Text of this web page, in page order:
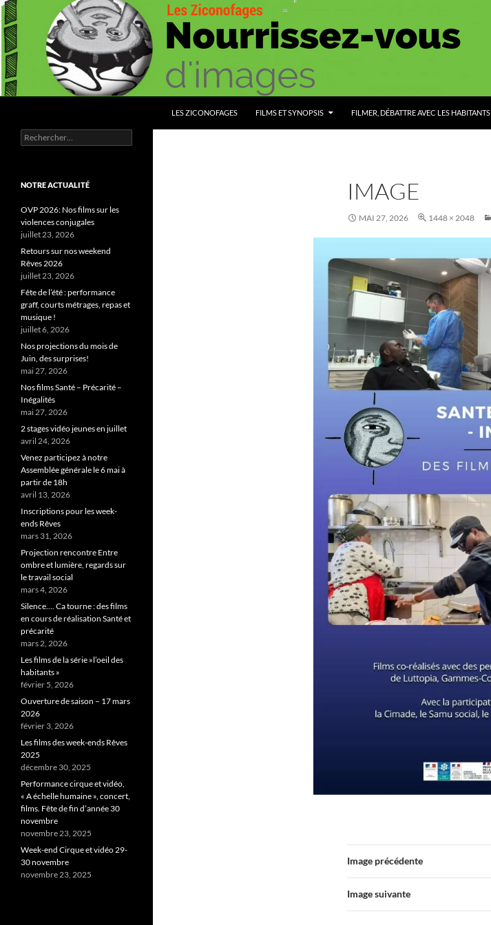
Aller
au
contenu
LES ZICONOFAGES FILMS ET SYNOPSIS FILMER, DÉBATTRE AVEC LES HABITANTS
IMAGE
MAI 27, 2026 1448 × 2048
Image précédente
Image suivante
Nourrissez vous d'images
Rechercher :
NOTRE ACTUALITÉ
OVP 2026: Nos films sur les
violences conjugales
juillet 23, 2026
Retours sur nos weekend
Rêves 2026
juillet 23, 2026
Fête de l’été : performance
graff, courts métrages, repas et
musique !
juillet 6, 2026
Nos projections du mois de
Juin, des surprises!
mai 27, 2026
Nos films Santé – Précarité –
Inégalités
mai 27, 2026
2 stages vidéo jeunes en juillet
avril 24, 2026
Venez participez à notre
Assemblée générale le 6 mai à
partir de 18h
avril 13, 2026
Inscriptions pour les week-
ends Rêves
mars 31, 2026
Projection rencontre Entre
ombre et lumière, regards sur
le travail social
mars 4, 2026
Silence…. Ca tourne : des films
en cours de réalisation Santé et
précarité
mars 2, 2026
Les films de la série »l’oeil des
habitants »
février 5, 2026
Ouverture de saison – 17 mars
2026
février 3, 2026
Les films des week-ends Rêves
2025
décembre 30, 2025
Performance cirque et vidéo,
« A échelle humaine », concert,
films. Fête de fin d’année 30
novembre
novembre 23, 2025
Week-end Cirque et vidéo 29-
30 novembre
novembre 23, 2025